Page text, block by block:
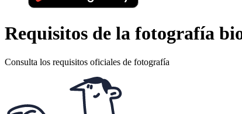
Requisitos de la fotografía
Consulta los requisitos oficiales de fotografía